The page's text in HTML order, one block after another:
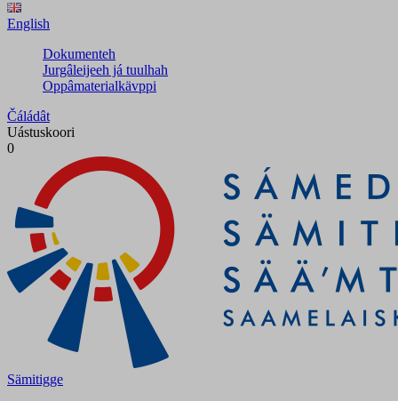
English
Dokumenteh
Jurgâleijeeh já tuulhah
Oppâmaterialkävppi
Čáládât
Uástuskoori
0
Sämitigge